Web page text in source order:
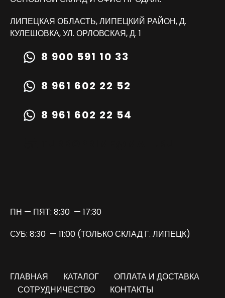
ЛИПЕЦКАЯ ОБЛАСТЬ, ЛИПЕЦКИЙ РАЙОН, Д.
КУЛЕШОВКА, УЛ. ОРЛОВСКАЯ, Д. 1
8 900 591 10 33
8 961 602 22 52
8 961 602 22 54
ПН — ПЯТ: 8:30 — 17:30
СУБ: 8:30 — 11:00 (ТОЛЬКО СКЛАД Г. ЛИПЕЦК)
ГЛАВНАЯ КАТАЛОГ
ОПЛАТА И ДОСТАВКА
СОТРУДНИЧЕСТВО
КОНТАКТЫ